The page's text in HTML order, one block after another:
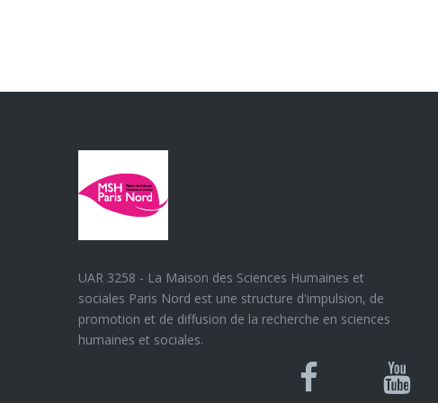
UAR 3258 - La Maison des Sciences Humaines et
sociales Paris Nord est une structure d'impulsion, de
promotion et de diffusion de la recherche en sciences
humaines et sociales.
Bluesky
Canal